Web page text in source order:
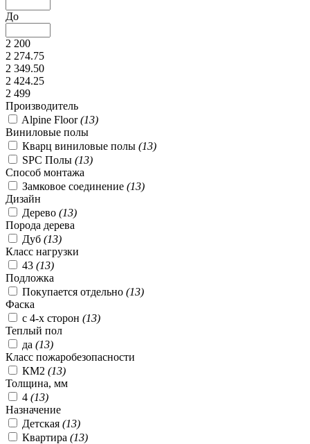
До
2 200
2 274.75
2 349.50
2 424.25
2 499
Производитель
Alpine Floor(13)
Виниловые полы
Кварц виниловые полы (13)
SPC Полы (13)
Способ монтажа
Замковое соединение (13)
Дизайн
Дерево (13)
Порода дерева
Дуб (13)
Класс нагрузки
43 (13)
Подложка
Покупается отдельно (13)
Фаска
с 4-х сторон (13)
Теплый пол
да (13)
Класс пожаробезопасности
КМ2 (13)
Толщина, мм
4 (13)
Назначение
Детская (13)
Квартира (13)